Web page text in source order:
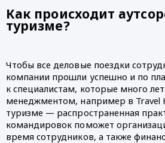
Как происходит
туризме?
Чтобы все деловые поездки
компании прошли успешно и по
к специалистам, которые много
менеджментом, например в Travel
туризме — распространенная
командировок поможет
время сотрудников, а также